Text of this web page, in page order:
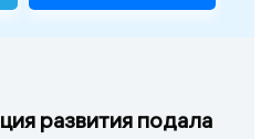
развития подала